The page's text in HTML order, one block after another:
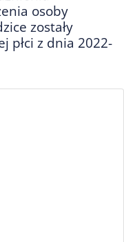
osoby
zostały
płci z dnia 2022-